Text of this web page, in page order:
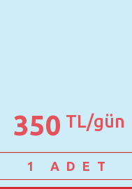
350 TL/gün